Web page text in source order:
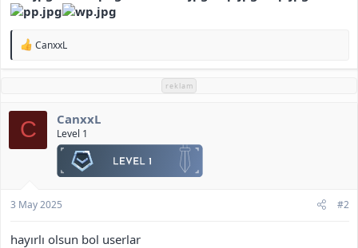
T
p
r
CanxxL
reklam
C CanxxL
Level 1
3 May 2025 #2
hayırlı olsun bol userlar